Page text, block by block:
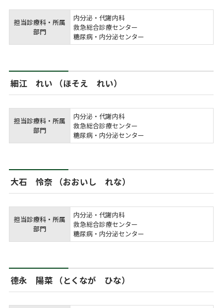
担当診療科・所属
部門
内分泌・代謝内科
救急総合診療センター
糖尿病・内分泌センター
細江 れい （ほそえ れい）
担当診療科・所属
部門
内分泌・代謝内科
救急総合診療センター
糖尿病・内分泌センター
大石 怜奈 （おおいし れな）
担当診療科・所属
部門
内分泌・代謝内科
救急総合診療センター
糖尿病・内分泌センター
德永 陽菜 （とくなが ひな）